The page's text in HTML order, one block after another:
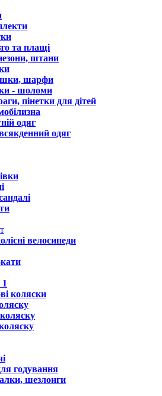
та плащі
штани
шарфи
- шоломи
пінетки для дітей
одяг
одяг
велосипеди
коляски
годування
шезлонги